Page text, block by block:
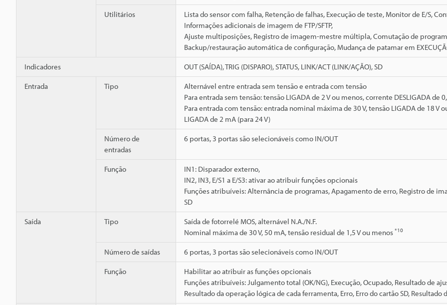
Utilitários
Lista do sensor com falha, Retenção de falhas, Execução de teste, Monitor de E/S,
Informações adicionais de imagem de FTP/SFTP,
Ajuste multiposições, Registro de imagem-mestre múltipla, Comutação de
Backup/restauração automática de configuração, Mudança de patamar em
Indicadores OUT (SAÍDA), TRIG (DISPARO), STATUS, LINK/ACT (LINK/AÇÃO), SD
Entrada Tipo
Alternável entre entrada sem tensão e entrada com tensão
Para entrada sem tensão: tensão LIGADA de 2 V ou menos, corrente DESLIGADA
Para entrada com tensão: entrada nominal máxima de 30 V, tensão LIGADA de 18 V
LIGADA de 2 mA (para 24 V)
Número de
entradas
6 portas, 3 portas são selecionáveis como IN/OUT
Função
IN1: Disparador externo,
IN2, IN3, E/S1 a E/S3: ativar ao atribuir funções opcionais
Funções atribuíveis: Alternância de programas, Apagamento de erro, Registro de
SD
Saída Tipo
Saída de fotorrelé MOS, alternável N.A./N.F.
Nominal máxima de 30 V, 50 mA, tensão residual de 1,5 V ou menos *10
Número de saídas 6 portas, 3 portas são selecionáveis como IN/OUT
Função
Habilitar ao atribuir as funções opcionais
Funções atribuíveis: Julgamento total (OK/NG), Execução, Ocupado, Resultado de
Resultado da operação lógica de cada ferramenta, Erro, Erro do cartão SD,